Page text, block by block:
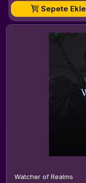
Sepete Ekle
Watcher of Realms